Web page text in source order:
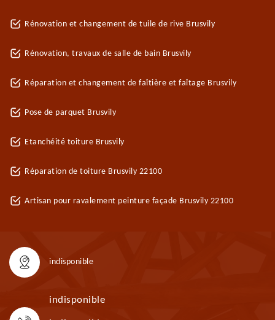
Rénovation et changement de tuile de rive Brusvily
Rénovation, travaux de salle de bain Brusvily
Réparation et changement de faîtière et faîtage Brusvily
Pose de parquet Brusvily
Etanchéité toiture Brusvily
Réparation de toiture Brusvily 22100
Artisan pour ravalement peinture façade Brusvily 22100
indisponible
indisponible